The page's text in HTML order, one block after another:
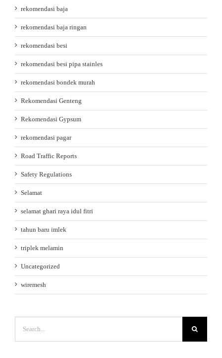
rekomendasi baja
rekomendasi baja ringan
rekomendasi besi
rekomendasi besi pipa stainles
rekomendasi bondek murah
Rekomendasi Genteng
Rekomendasi Gypsum
rekomendasi pagar
Road Traffic Reports
Safety Regulations
Selamat
selamat ghari raya idul fitri
tahun baru imlek
triplek melamin
Uncategorized
wiremesh
for: